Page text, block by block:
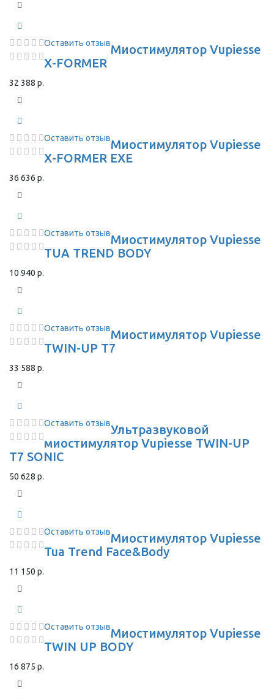
Оставить отзывМиостимулятор Vupiesse
X-FORMER
32 388 р.
Оставить отзывМиостимулятор Vupiesse
X-FORMER EXE
36 636 р.
Оставить отзывМиостимулятор Vupiesse
TUA TREND BODY
10 940 р.
Оставить отзывМиостимулятор Vupiesse
TWIN-UP T7
33 588 р.
Оставить отзывУльтразвуковой
миостимулятор Vupiesse TWIN-UP
T7 SONIC
50 628 р.
Оставить отзывМиостимулятор Vupiesse
Tua Trend Face&Body
11 150 р.
Оставить отзывМиостимулятор Vupiesse
TWIN UP BODY
16 875 р.